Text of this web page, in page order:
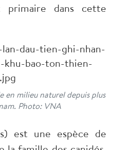
primaire dans cette
en milieu naturel depuis plus
Photo: VNA
est une espèce de